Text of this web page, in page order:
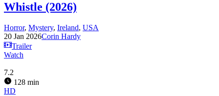
Whistle (2026)
Horror, Mystery, Ireland, USA
20 Jan 2026Corin Hardy
Trailer
Watch
7.2
128 min
HD